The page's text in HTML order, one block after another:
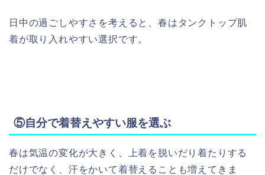
日中の過ごしやすさを考えると、春はタンクトップ肌
着が取り入れやすい選択です。
⑤自分で着替えやすい服を選ぶ
春は気温の変化が大きく、上着を脱いだり着たりする
だけでなく、汗をかいて着替えることも増えてきま